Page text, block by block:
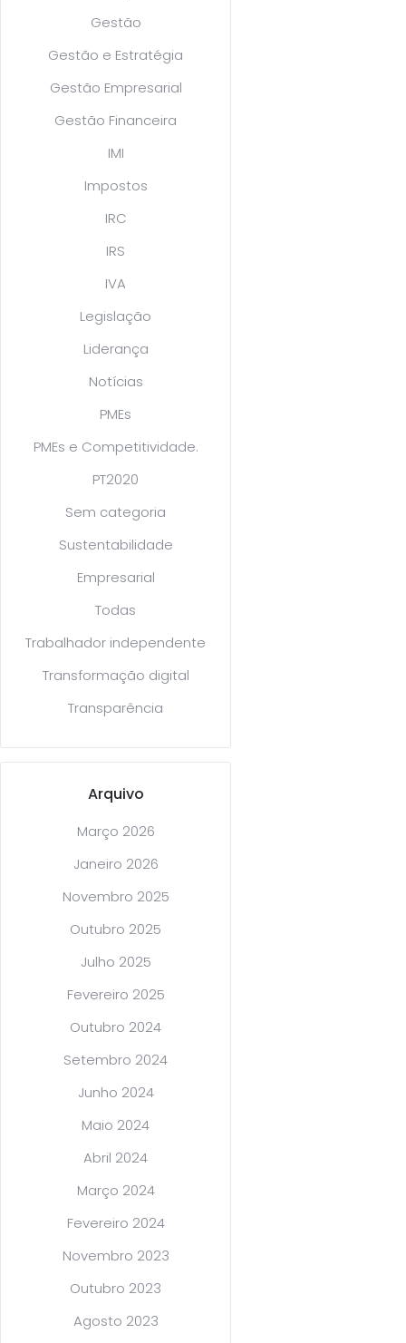
Gestão
Gestão e Estratégia
Gestão Empresarial
Gestão Financeira
IMI
Impostos
IRC
IRS
IVA
Legislação
Liderança
Notícias
PMEs
PMEs e Competitividade.
PT2020
Sem categoria
Sustentabilidade
Empresarial
Todas
Trabalhador independente
Transformação digital
Transparência
Arquivo
Março 2026
Janeiro 2026
Novembro 2025
Outubro 2025
Julho 2025
Fevereiro 2025
Outubro 2024
Setembro 2024
Junho 2024
Maio 2024
Abril 2024
Março 2024
Fevereiro 2024
Novembro 2023
Outubro 2023
Agosto 2023